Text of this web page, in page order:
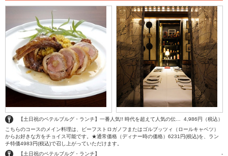
4,986円（税込）
こちらのコースのメイン料理は、ビーフストロガノフまたはゴルブッツィ（ロールキャベツ）
からお好きな方をチョイス可能です。★通常価格（ディナー時の価格）6231円(税込)を、ラン
チ特価4983円(税込)で召し上がっていただけます。
【土日祝のペテルブルグ・ランチ】
-